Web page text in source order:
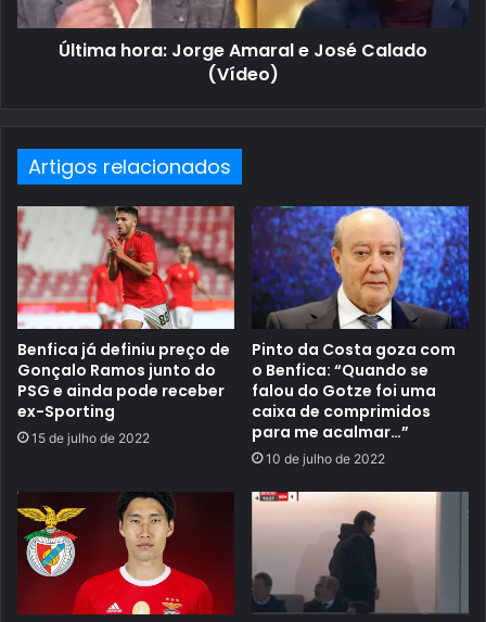
Última hora: Jorge Amaral e José Calado
(Vídeo)
Artigos relacionados
Benfica já definiu preço de
Gonçalo Ramos junto do
PSG e ainda pode receber
ex-Sporting
15 de julho de 2022
Pinto da Costa goza com
o Benfica: “Quando se
falou do Gotze foi uma
caixa de comprimidos
para me acalmar…”
10 de julho de 2022